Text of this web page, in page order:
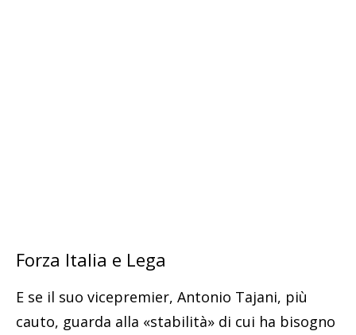
Forza Italia e Lega
E se il suo vicepremier, Antonio Tajani, più
cauto, guarda alla «stabilità» di cui ha bisogno